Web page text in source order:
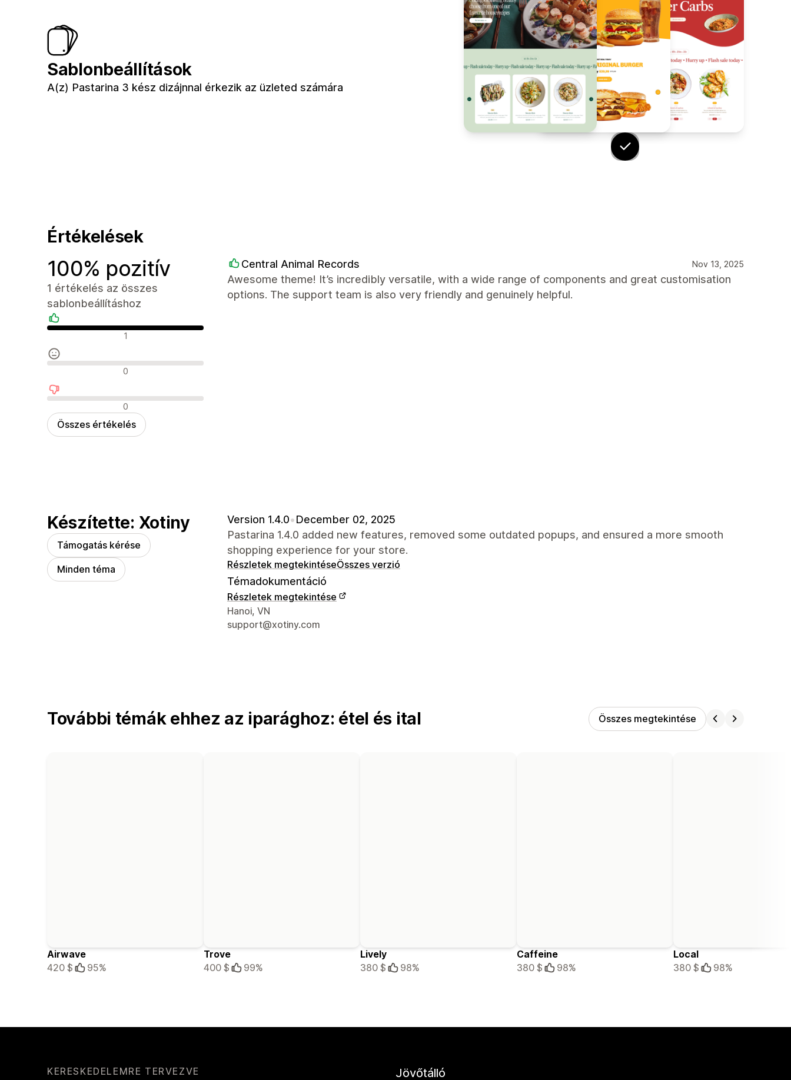
Sablonbeállítások
A(z) Pastarina 3 kész dizájnnal érkezik az üzleted számára
Értékelések
100% pozitív
1 értékelés az összes
sablonbeállításhoz
Pozitív értékelések
1
Semleges értékelések
0
Negatív értékelések
0
Összes értékelés
Central Animal Records Nov 13, 2025
Awesome theme! It’s incredibly versatile, with a wide range of components and great customisation
options. The support team is also very friendly and genuinely helpful.
Készítette: Xotiny
Támogatás kérése
Minden téma
Version 1.4.0•December 02, 2025
Pastarina 1.4.0 added new features, removed some outdated popups, and ensured a more smooth
shopping experience for your store.
Részletek megtekintéseÖsszes verzió
Témadokumentáció
Részletek megtekintése
Dizájner kapcsolattartási adatai
Hanoi, VN
support@xotiny.com
További témák ehhez az iparághoz: étel és ital Összes megtekintése
Airwave
420 $
95%
Trove
400 $
99%
Lively
380 $
98%
Caffeine
380 $
98%
Local
380 $
98%
KERESKEDELEMRE TERVEZVE Jövőtálló